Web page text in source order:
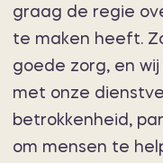
graag de regie
te maken heeft.
goede zorg, en
met onze
betrokkenheid,
om mensen te